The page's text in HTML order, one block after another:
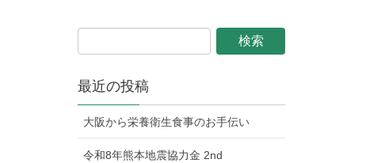
最近の投稿
大阪から栄養衛生食事のお手伝い
令和8年熊本地震協力金 2nd